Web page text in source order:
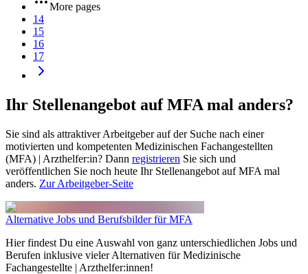
More pages
14
15
16
17
Ihr Stellenangebot auf MFA mal anders?
Sie sind als attraktiver Arbeitgeber auf der Suche nach einer
motivierten und kompetenten Medizinischen Fachangestellten
(MFA) | Arzthelfer:in? Dann registrieren Sie sich und
veröffentlichen Sie noch heute Ihr Stellenangebot auf MFA mal
anders. Zur Arbeitgeber-Seite
Alternative Jobs und Berufsbilder für MFA
Hier findest Du eine Auswahl von ganz unterschiedlichen Jobs und
Berufen inklusive vieler Alternativen für Medizinische
Fachangestellte | Arzthelfer:innen!